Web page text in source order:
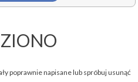
poprawnie napisane lub spróbuj usunąć